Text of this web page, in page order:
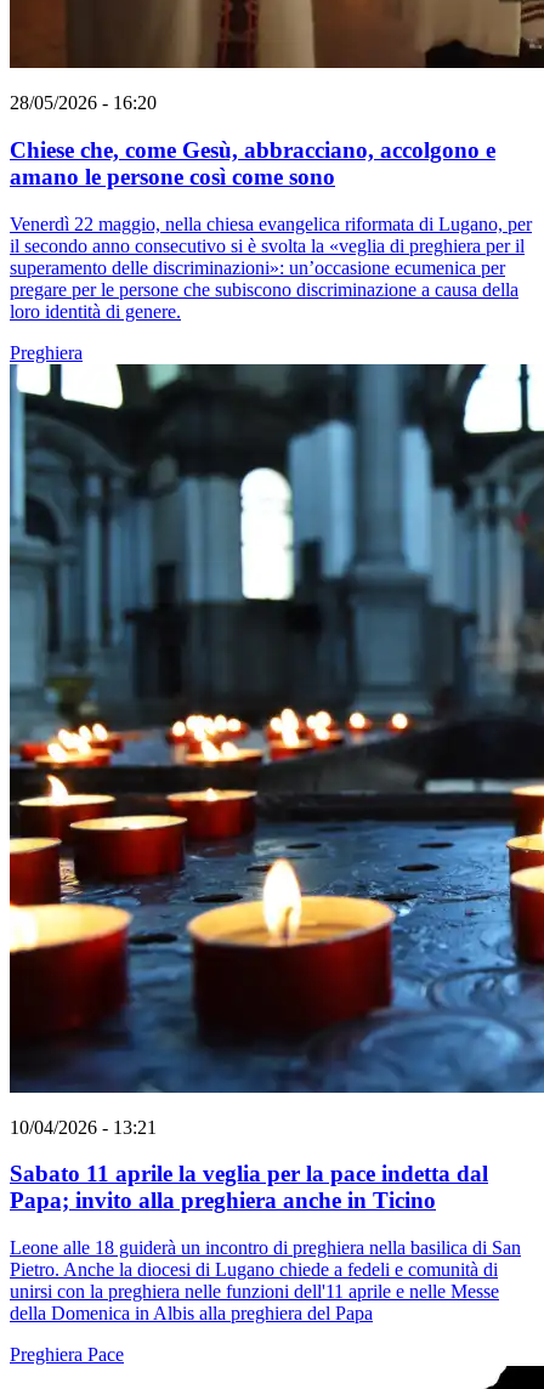
28/05/2026 - 16:20
Chiese che, come Gesù, abbracciano, accolgono e
amano le persone così come sono
Venerdì 22 maggio, nella chiesa evangelica riformata di Lugano, per
il secondo anno consecutivo si è svolta la «veglia di preghiera per il
superamento delle discriminazioni»: un’occasione ecumenica per
pregare per le persone che subiscono discriminazione a causa della
loro identità di genere.
Preghiera
10/04/2026 - 13:21
Sabato 11 aprile la veglia per la pace indetta dal
Papa; invito alla preghiera anche in Ticino
Leone alle 18 guiderà un incontro di preghiera nella basilica di San
Pietro. Anche la diocesi di Lugano chiede a fedeli e comunità di
unirsi con la preghiera nelle funzioni dell'11 aprile e nelle Messe
della Domenica in Albis alla preghiera del Papa
Preghiera Pace